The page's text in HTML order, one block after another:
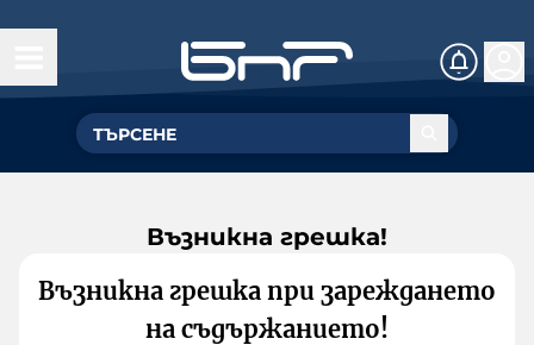
Възникна грешка!
Възникна грешка при зареждането
на съдържанието!